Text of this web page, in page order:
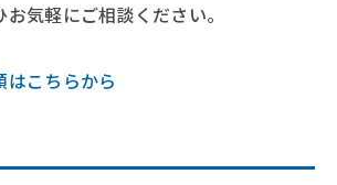
気軽にご相談ください。
こちらから